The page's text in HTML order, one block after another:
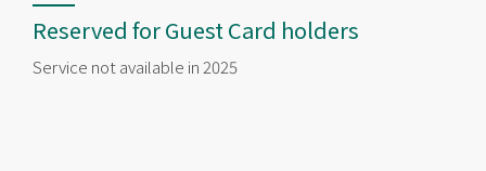
Reserved for Guest Card holders
Service not available in 2025